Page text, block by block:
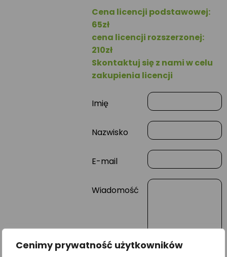
Cenimy prywatność użytkowników
Cena licencji podstawowej:
65zł
cena licencji rozszerzonej:
210zł
Skontaktuj się z nami w celu
zakupienia licencji
Imię
Nazwisko
E-mail
Wiadomość